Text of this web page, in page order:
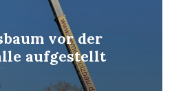
vor der
aufgestellt